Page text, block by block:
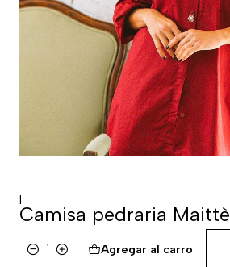
|
Camisa pedraria Maittè
Cantidad
Agregar al carro